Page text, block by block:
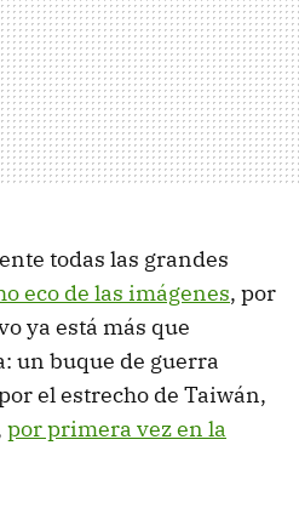
todas las grandes
eco de las imágenes, por
ya está más que
un buque de guerra
el estrecho de Taiwán,
por primera vez en la